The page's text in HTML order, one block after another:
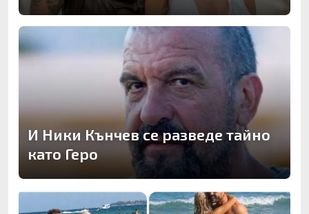
И Ники Кънчев се разведе тайно
като Геро